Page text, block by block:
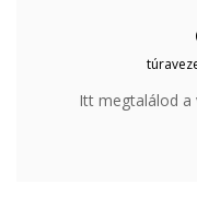
Itt megtalálod a